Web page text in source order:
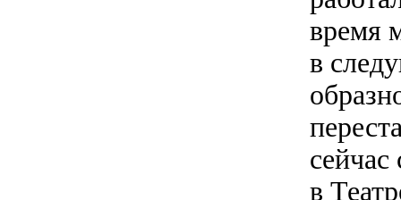
время
в
в